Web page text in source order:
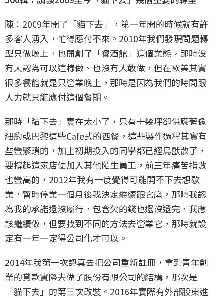
陳： 2009年開了「貓下去」，第一年開的時候就有許
多客人湧入，忙得應付不來。2010年我們發現問題轉
型只做晚上，也開創了「餐酒館」這個業態，那時沒
有人認為可以這樣做、也沒有人敢做，但在歐美其實
很多餐館就是只營業晚上，那時是因為我們的時間跟
人力就只能應付這個餐期。
那時「貓下去」實在太小了，只有十幾坪卻供應著像
紐約或巴黎這些Cafe式的西餐，這些製作過程其實有
些蠻繁瑣的，加上初期投入的同學都已經鳥獸散了，
要撐起這家店便加入其他陌生員工，前三年痛苦指數
也蠻高的，2012年我有一度覺得可能開不下去想歇
業，暫時停業一個月後我決定繼續跟它磨，那時我認
為我的承諾還沒履行，包含欠的錢也還沒還完，我應
該繼續做，但要找到不同的方法去營業它，那時就設
定有一年一定得公司化才可以。
2014年我第一次認真去把公司重新註冊，拿到青年創
業的貸款實際去做了股份有限公司的結構，那次是
「貓下去」的第三次改裝。2016年實際有外部股東進